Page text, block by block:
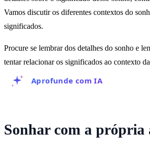
Vamos discutir os diferentes contextos do
significados.
Procure se lembrar dos detalhes do sonho e
tentar relacionar os significados ao contexto
Aprofunde com IA
Sonhar com a própria